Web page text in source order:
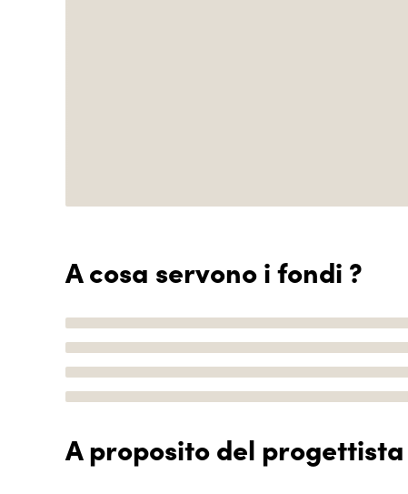
A cosa servono i fondi ?
A proposito del progettista